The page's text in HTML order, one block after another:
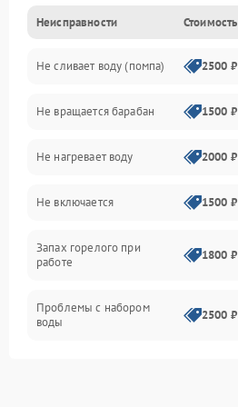
Электропитание
Водоснабжение
Слив
Программное обеспечение
Неисправности Стоимость
Не сливает воду (помпа) 2500 ₽
Не вращается барабан 1500 ₽
Не нагревает воду 2000 ₽
Не включается 1500 ₽
Запах горелого при
работе
1800 ₽
Проблемы с набором
воды
2500 ₽